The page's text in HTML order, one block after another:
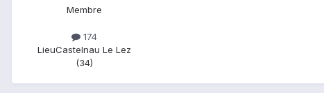
Membre
174
LieuCastelnau Le Lez
(34)